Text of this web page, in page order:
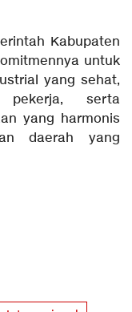
Kabupaten
untuk
yang sehat,
pekerja, serta
yang harmonis
daerah yang